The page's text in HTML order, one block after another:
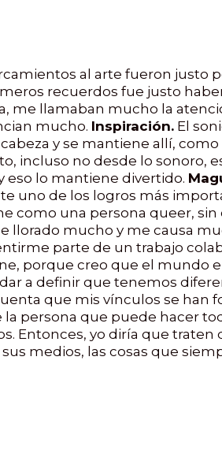
al arte fueron justo
recuerdos fue justo
me llamaban mucho la
mucho. Inspiración. El
y se mantiene allí,
incluso no desde lo sonoro,
eso lo mantiene divertido.
uno de los logros más
como una persona queer,
llorado mucho y me causa
parte de un trabajo
porque creo que el mundo
a definir que tenemos
que mis vínculos se han
persona que puede hacer
Entonces, yo diría que
medios, las cosas que